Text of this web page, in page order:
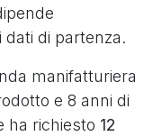
di partenza.
manifatturiera
e 8 anni di
ha richiesto 12